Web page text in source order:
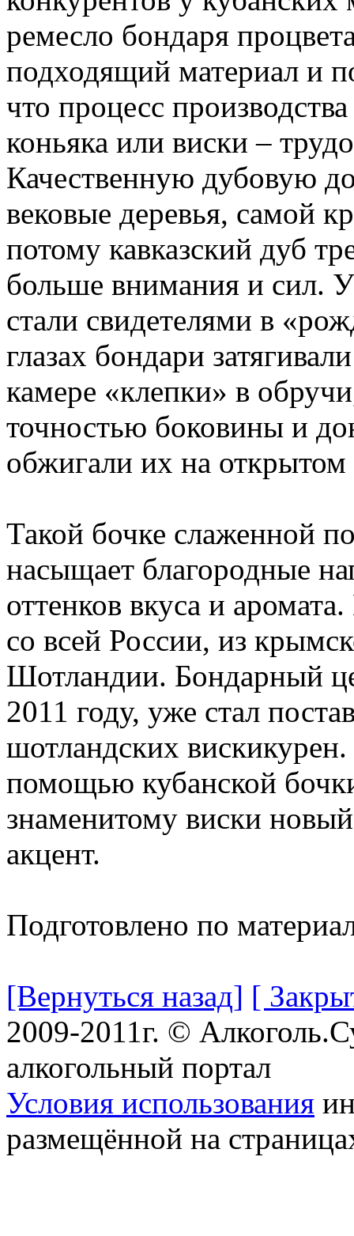
ремесло бондаря
подходящий материал и
что процесс
коньяка или виски –
Качественную дубовую
вековые деревья, самой
потому кавказский дуб
больше внимания и сил.
стали свидетелями в
глазах бондари
камере «клепки» в
точностью боковины и
обжигали их на открытом
Такой бочке слаженной
насыщает благородные
оттенков вкуса и
со всей России, из
Шотландии. Бондарный
2011 году, уже стал
шотландских
помощью кубанской
знаменитому виски
акцент.
Подготовлено по
[Вернуться назад] [
2009-2011г. ©
алкогольный портал
Условия использования
размещённой на